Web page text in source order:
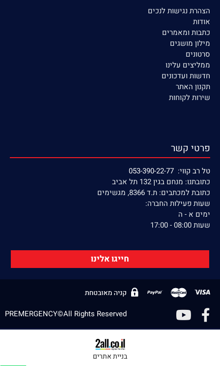
הצהרת נגישות לנכים
אודות
כתבות ומאמרים
מילון מושגים
סרטונים
ממליצים עלינו
חדשות ועדכונים
תקנון האתר
שירות לקוחות
פרטי קשר
טל רב קווי: 053-390-22-77
כתובתנו: מנחם בגין 132 תל אביב
כתובת למכתבים: ת.ד 8366, מגשימים
שעות פעילות החברה:
ימים א - ה
שעות 08:00 - 17:00
חייגו אלינו
PREMERGENCY©All Rights Reserved
בניית אתרים